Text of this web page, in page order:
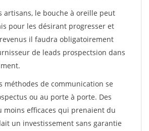
artisans, le bouche à oreille peut
pour les désirant progresser et
il faudra obligatoirement
de leads prospectsion dans
méthodes de communication se
ou au porte à porte. Des
moins efficaces qui prenaient du
un investissement sans garantie